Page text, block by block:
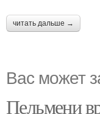
читать дальше →
Вас может
Пельмени